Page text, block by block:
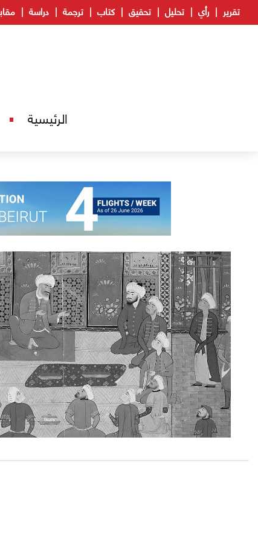
تقرير رأي تحليل تحقيق كتاب ترجمة دراسة
الرئيسية